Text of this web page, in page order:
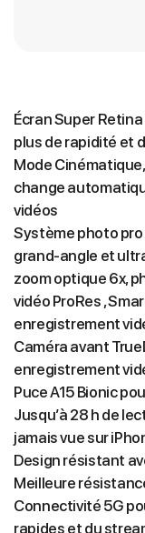
Écran Super
plus de rapidité et
Mode
change
vidéos
Système photo
grand‑angle et
zoom optique 6x,
vidéo ProRes ,
enregistrement
Caméra avant
enregistrement
Puce A15 Bionic
Jusqu’à 28 h de
jamais vue sur
Design résistant
Meilleure
Connectivité 5G
rapides et du